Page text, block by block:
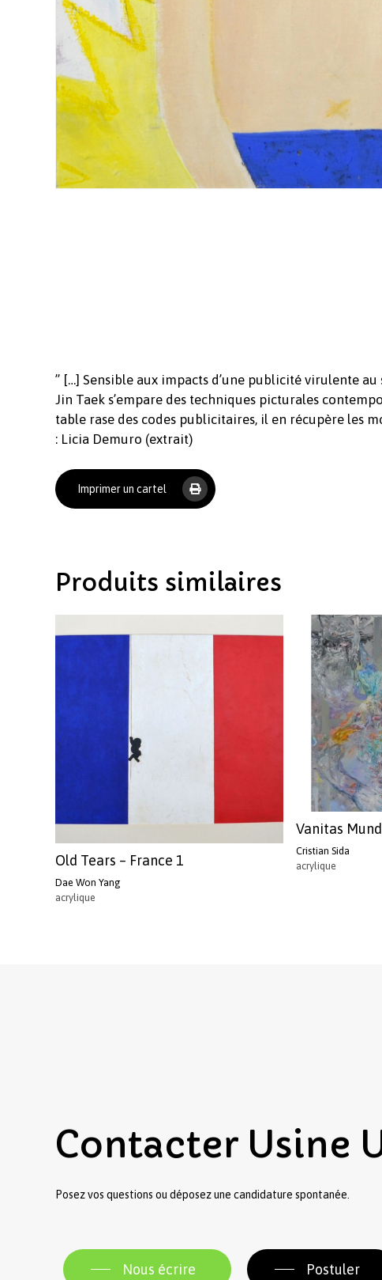
” […] Sensible aux impacts d’une publicité virulente
Jin Taek s’empare des techniques picturales
table rase des codes publicitaires, il en récupère les
: Licia Demuro (extrait)
Imprimer un cartel
Produits similaires
Old Tears – France 1
Dae Won Yang
acrylique
Vanitas
Cristian Sida
acrylique
Contacter Usine
Posez vos questions ou déposez une candidature spontanée.
Nous écrire Postuler